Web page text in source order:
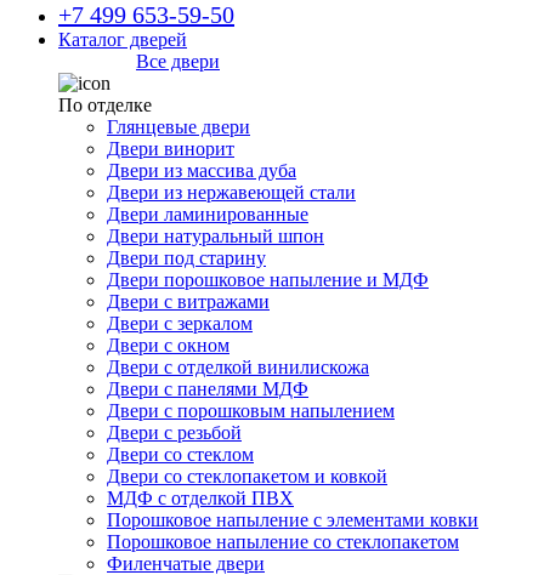
+7 499 653-59-50
Каталог дверей
Все двери
По отделке
Глянцевые двери
Двери винорит
Двери из массива дуба
Двери из нержавеющей стали
Двери ламинированные
Двери натуральный шпон
Двери под старину
Двери порошковое напыление и МДФ
Двери с витражами
Двери с зеркалом
Двери с окном
Двери с отделкой винилискожа
Двери с панелями МДФ
Двери с порошковым напылением
Двери с резьбой
Двери со стеклом
Двери со стеклопакетом и ковкой
МДФ с отделкой ПВХ
Порошковое напыление с элементами ковки
Порошковое напыление со стеклопакетом
Филенчатые двери